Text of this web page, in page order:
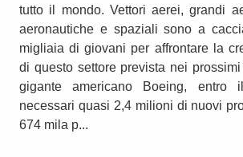
tutto il mondo. Vettori aerei, grandi
aeronautiche e spaziali sono a
migliaia di giovani per affrontare la
di questo settore prevista nei
gigante americano Boeing, entro
necessari quasi 2,4 milioni di nuovi
674 mila p...